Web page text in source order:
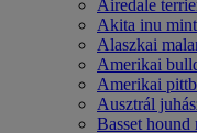
Airedale
Akita inu
Alaszkai
Amerikai
Amerikai
Ausztrál
Basset hound